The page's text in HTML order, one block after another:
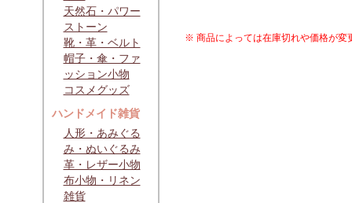
天然石・パワー
ストーン
靴・革・ベルト
帽子・傘・ファ
ッション小物
コスメグッズ
ハンドメイド雑貨
人形・あみぐる
み・ぬいぐるみ
革・レザー小物
布小物・リネン
雑貨
※ 商品によっては在庫切れや価格が変